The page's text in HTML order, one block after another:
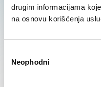
drugim informacijama
na osnovu korišćenja
сагласности
Neophodni